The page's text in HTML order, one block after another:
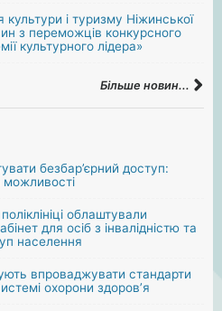
культури і туризму Ніжинської
з переможців конкурсного
культурного лідера»
Більше новин...
безбар’єрний доступ:
можливості
облаштували
для осіб з інвалідністю та
населення
впроваджувати стандарти
охорони здоров’я